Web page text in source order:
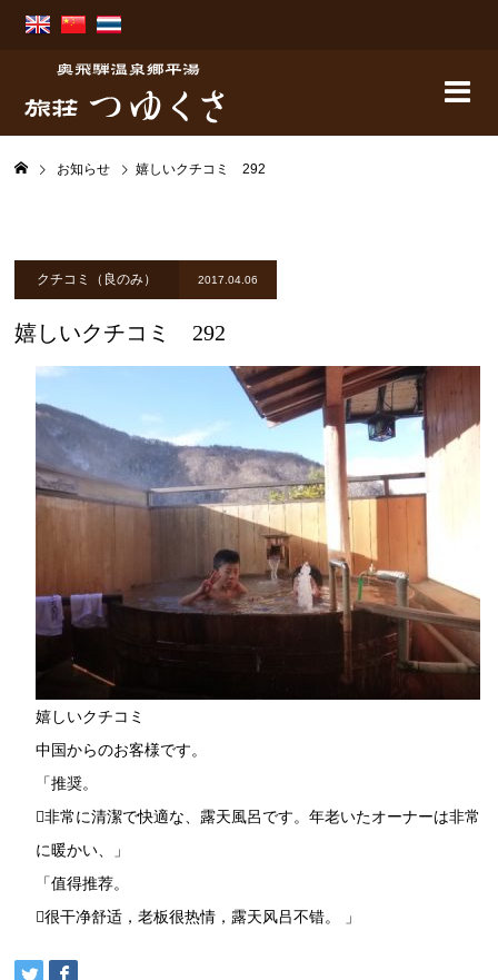
お知らせ 嬉しいクチコミ 292
クチコミ（良のみ） 2017.04.06
嬉しいクチコミ 292
嬉しいクチコミ
中国からのお客様です。
「推奨。
非常に清潔で快適な、露天風呂です。年老いたオーナーは非常
に暖かい、」
「值得推荐。
很干净舒适，老板很热情，露天风吕不错。 」